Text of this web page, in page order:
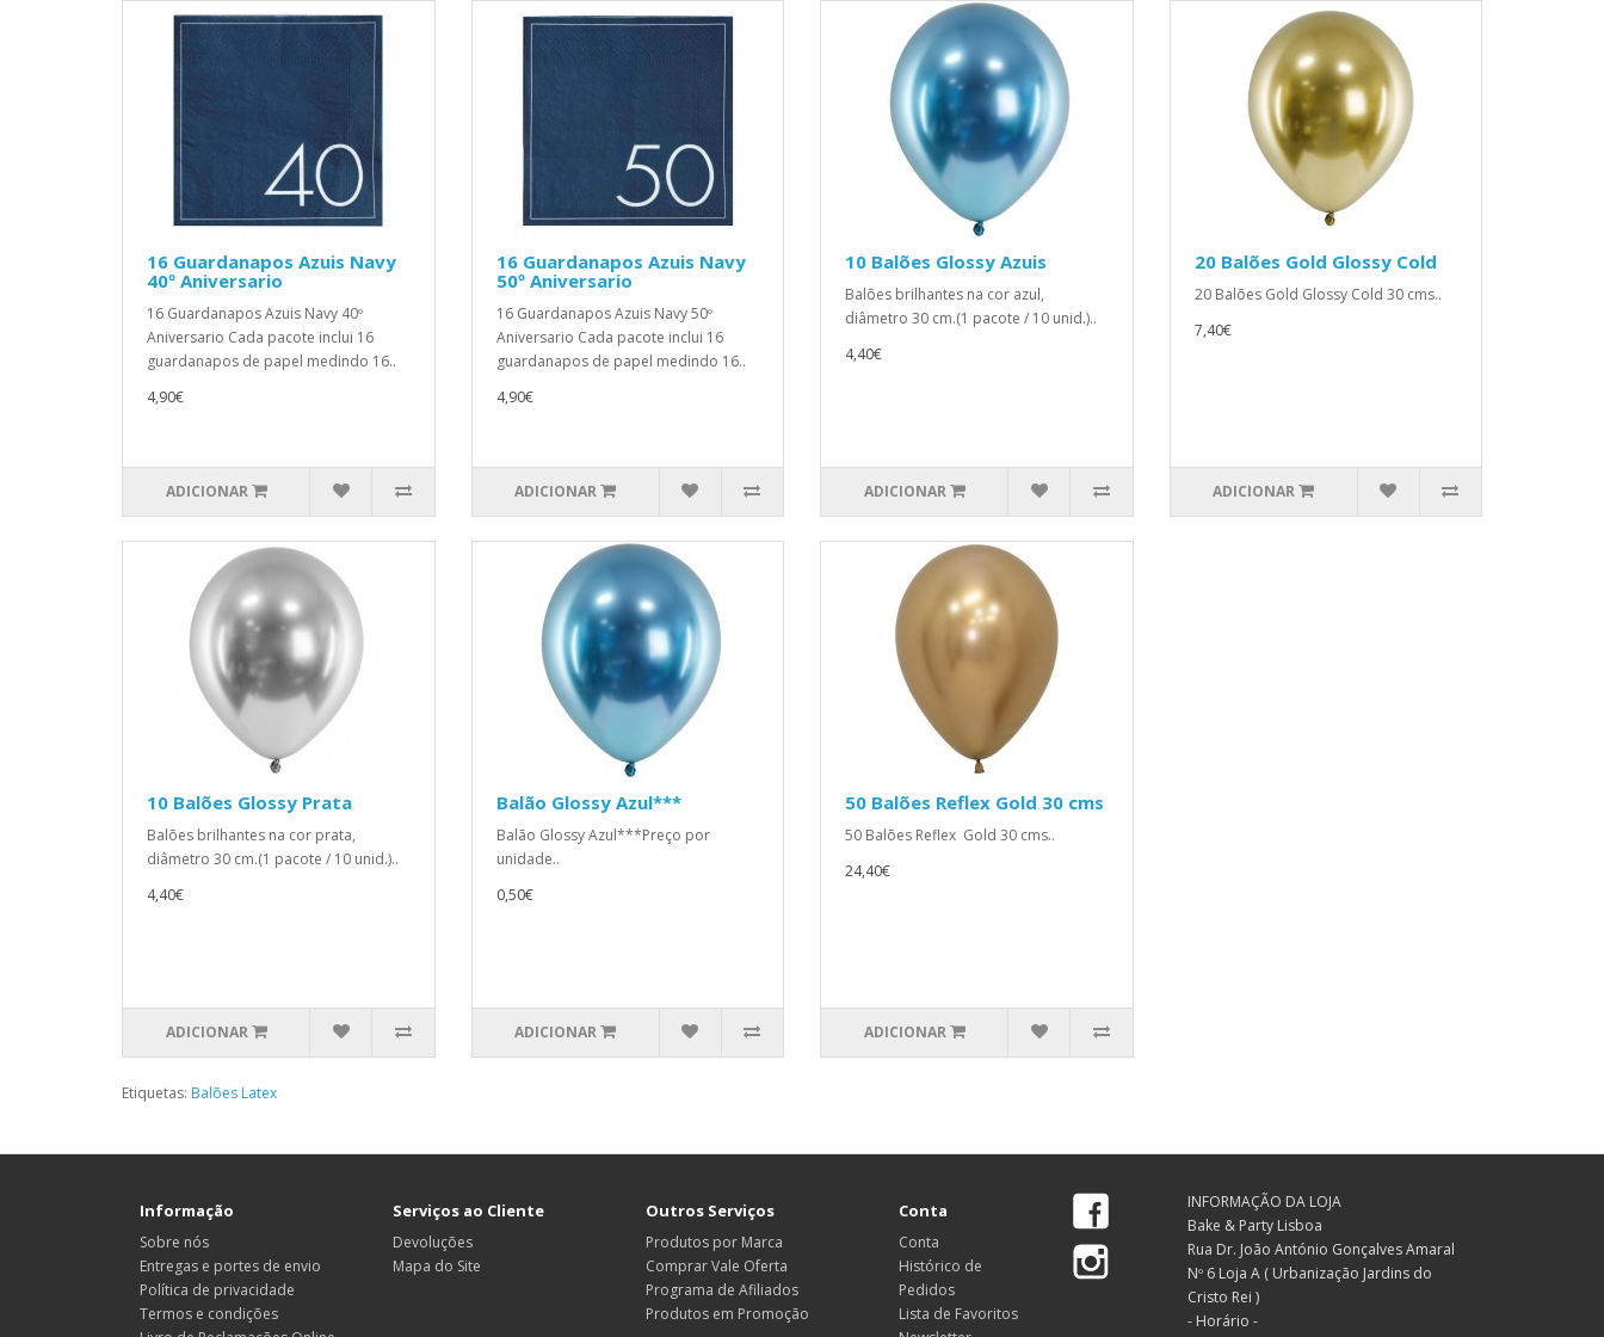
16 Guardanapos Azuis Navy
40º Aniversario
16 Guardanapos Azuis Navy 40º
Aniversario Cada pacote inclui 16
guardanapos de papel medindo 16..
4,90€
ADICIONAR
16 Guardanapos Azuis Navy
50º Aniversario
16 Guardanapos Azuis Navy 50º
Aniversario Cada pacote inclui 16
guardanapos de papel medindo 16..
4,90€
ADICIONAR
10 Balões Glossy Azuis
Balões brilhantes na cor azul,
diâmetro 30 cm.(1 pacote / 10 unid.)..
4,40€
ADICIONAR
20 Balões Gold Glossy Cold
20 Balões Gold Glossy Cold 30 cms..
7,40€
ADICIONAR
10 Balões Glossy Prata
Balões brilhantes na cor prata,
diâmetro 30 cm.(1 pacote / 10 unid.)..
4,40€
ADICIONAR
Balão Glossy Azul***
Balão Glossy Azul***Preço por
unidade..
0,50€
ADICIONAR
50 Balões Reflex Gold 30 cms
50 Balões Reflex Gold 30 cms..
24,40€
ADICIONAR
Etiquetas: Balões Latex
Informação
Sobre nós
Entregas e portes de envio
Política de privacidade
Termos e condições
Serviços ao Cliente
Devoluções
Mapa do Site
Outros Serviços
Produtos por Marca
Comprar Vale Oferta
Programa de Afiliados
Produtos em Promoção
Conta
Conta
Histórico de
Pedidos
Lista de Favoritos
INFORMAÇÃO DA LOJA
Bake & Party Lisboa
Rua Dr. João António Gonçalves Amaral
Nº 6 Loja A ( Urbanização Jardins do
Cristo Rei )
- Horário -